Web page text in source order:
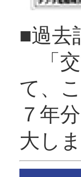
■過
「
て、
７年
大